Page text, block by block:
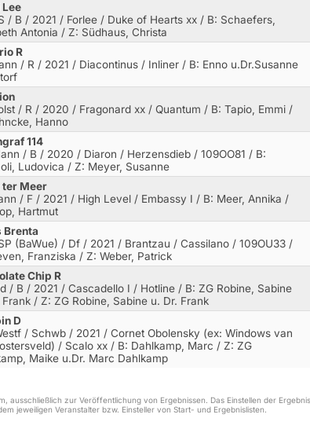
/ B / 2021 / Forlee / Duke of Hearts xx/ B: Schaefers,
Antonia / Z: Südhaus, Christa
R
/ R / 2021 / Diacontinus / Inliner/ B: Enno u.Dr.Susanne
/ R / 2020 / Fragonard xx / Quantum / B: Tapio, Emmi /
Hanno
114
/ B / 2020 / Diaron / Herzensdieb/ 109OO81 / B:
Ludovica / Z: Meyer, Susanne
ter Meer
/ F / 2021 / High Level / Embassy I / B: Meer, Annika /
Hartmut
Brenta
(BaWue) / Df / 2021 / Brantzau / Cassilano/ 109OU33 /
Franziska / Z: Weber, Patrick
Chip R
/ B / 2021 / Cascadello I / Hotline/ B: ZG Robine, Sabine
Frank / Z: ZG Robine, Sabine u. Dr. Frank
D
/ Schwb / 2021 / Cornet Obolensky (ex: Windows van
/ Scalo xx/ B: Dahlkamp, Marc / Z: ZG
Maike u.Dr. Marc Dahlkamp
ausschließlich zur Veröffentlichung von Ergebnissen. Das Einstellen der
jeweiligen Veranstalter bzw. Einsteller von Start- und Ergebnislisten.